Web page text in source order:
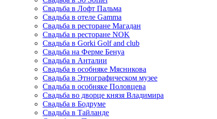
Свадьба в Лофт Пальма
Свадьба в отеле Gamma
Свадьба в ресторане Магадан
Свадьба в ресторане NOK
Свадьба в Gorki Golf and club
Свадьба на Ферме Бенуа
Свадьба в Анталии
Свадьба в особняке Мясникова
Свадьба в Этнографическом музее
Свадьба в особняке Половцева
Свадьба во дворце князя Владимира
Свадьба в Бодруме
Свадьба в Тайланде